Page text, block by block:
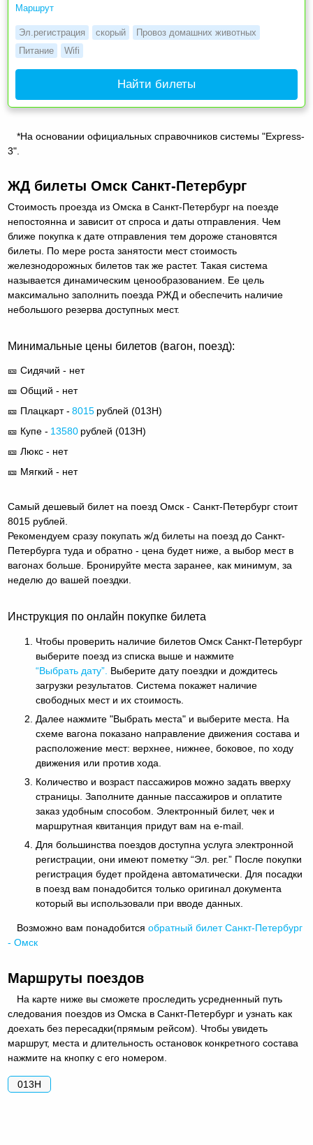
Маршрут
Эл.регистрация скорый
Провоз домашних животных
Питание
Wifi
Найти билеты
*На основании официальных справочников системы "Express-
3".
ЖД билеты Омск Санкт-Петербург
Стоимость проезда из Омска в Санкт-Петербург на поезде
непостоянна и зависит от спроса и даты отправления. Чем
ближе покупка к дате отправления тем дороже становятся
билеты. По мере роста занятости мест стоимость
железнодорожных билетов так же растет. Такая система
называется динамическим ценообразованием. Ее цель
максимально заполнить поезда РЖД и обеспечить наличие
небольшого резерва доступных мест.
Минимальные цены билетов (вагон, поезд):
🎫 Сидячий - нет
🎫 Общий - нет
🎫 Плацкарт - 8015 рублей (013Н)
🎫 Купе - 13580 рублей (013Н)
🎫 Люкс - нет
🎫 Мягкий - нет
Самый дешевый билет на поезд Омск - Санкт-Петербург стоит
8015 рублей.
Рекомендуем сразу покупать ж/д билеты на поезд до Санкт-
Петербурга туда и обратно - цена будет ниже, а выбор мест в
вагонах больше. Бронируйте места заранее, как минимум, за
неделю до вашей поездки.
Инструкция по онлайн покупке билета
Чтобы проверить наличие билетов Омск Санкт-Петербург
выберите поезд из списка выше и нажмите
“Выбрать дату”. Выберите дату поездки и дождитесь
загрузки результатов. Система покажет наличие
свободных мест и их стоимость.
Далее нажмите "Выбрать места" и выберите места. На
схеме вагона показано направление движения состава и
расположение мест: верхнее, нижнее, боковое, по ходу
движения или против хода.
Количество и возраст пассажиров можно задать вверху
страницы. Заполните данные пассажиров и оплатите
заказ удобным способом. Электронный билет, чек и
маршрутная квитанция придут вам на e-mail.
Для большинства поездов доступна услуга электронной
регистрации, они имеют пометку “Эл. рег.” После покупки
регистрация будет пройдена автоматически. Для посадки
в поезд вам понадобится только оригинал документа
который вы использовали при вводе данных.
Возможно вам понадобитсяобратный билет Санкт-Петербург
- Омск
Маршруты поездов
На карте ниже вы сможете проследить усредненный путь
следования поездов из Омска в Санкт-Петербург и узнать как
доехать без пересадки(прямым рейсом). Чтобы увидеть
маршрут, места и длительность остановок конкретного состава
нажмите на кнопку с его номером.
013Н